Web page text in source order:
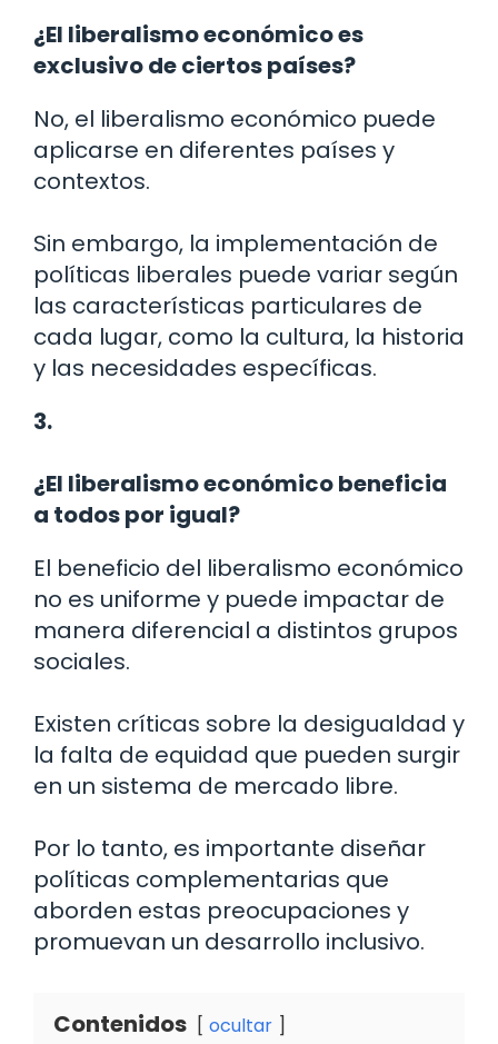
¿El liberalismo económico es
exclusivo de ciertos países?
No, el liberalismo económico puede
aplicarse en diferentes países y
contextos.
Sin embargo, la implementación de
políticas liberales puede variar según
las características particulares de
cada lugar, como la cultura, la historia
y las necesidades específicas.
3.
¿El liberalismo económico beneficia
a todos por igual?
El beneficio del liberalismo económico
no es uniforme y puede impactar de
manera diferencial a distintos grupos
sociales.
Existen críticas sobre la desigualdad y
la falta de equidad que pueden surgir
en un sistema de mercado libre.
Por lo tanto, es importante diseñar
políticas complementarias que
aborden estas preocupaciones y
promuevan un desarrollo inclusivo.
Contenidos ocultar